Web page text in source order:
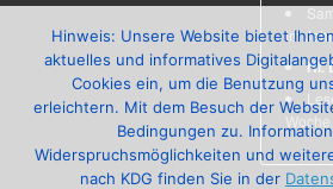
im
Hl.
Woche
Hinweis: Unsere Website bietet
aktuelles und informatives
Cookies ein, um die Benutzung
erleichtern. Mit dem Besuch der
Bedingungen zu.
Widerspruchsmöglichkeiten und
nach KDG finden Sie in der